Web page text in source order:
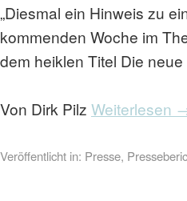
„Diesmal ein Hinweis zu
kommenden Woche im
dem heiklen Titel Die neue
Von Dirk Pilz Weiterlesen
Veröffentlicht in: Presse,